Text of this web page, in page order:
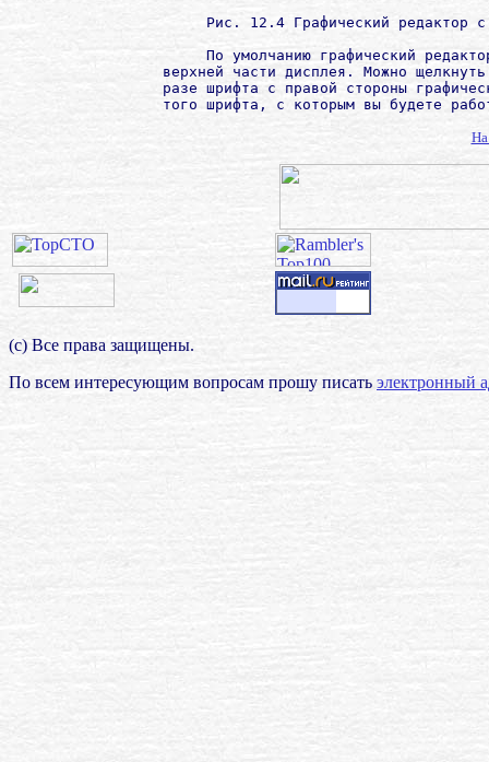
Рис. 12.4 Графический редактор
По умолчанию графический
верхней части дисплея. Можно
разе шрифта с правой стороны
того шрифта, с которым вы будете
(с) Все права защищены.
По всем интересующим вопросам прошу писать электронный